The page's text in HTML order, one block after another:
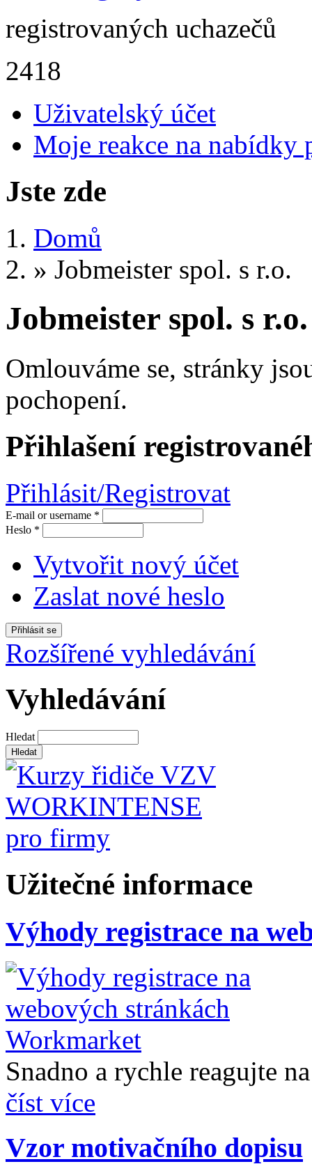
registrovaných uchazečů
2418
Uživatelský účet
Moje reakce na nabídky
Jste zde
Domů
» Jobmeister spol. s r.o.
Jobmeister spol. s r.o.
Omlouváme se, stránky
pochopení.
Přihlašení
Přihlásit/Registrovat
E-mail or username *
Heslo *
Vytvořit nový účet
Zaslat nové heslo
Rozšířené vyhledávání
Vyhledávání
Hledat
Užitečné informace
Výhody registrace na
Snadno a rychle reagujte
číst více
Vzor motivačního dopisu